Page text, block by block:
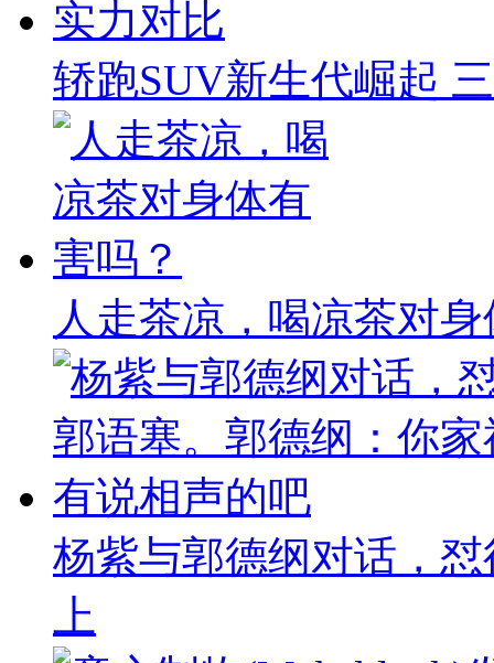
轿跑SUV新生代崛起
人走茶凉，喝凉茶对
杨紫与郭德纲对话，
上